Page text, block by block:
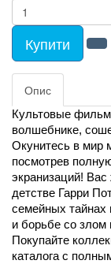
Купити
Опис
Культовые
волшебнике,
Окунитесь в мир
посмотрев
экранизаций!
детстве Гарри
семейных тайнах
и борьбе со злом
Покупайте
каталога с